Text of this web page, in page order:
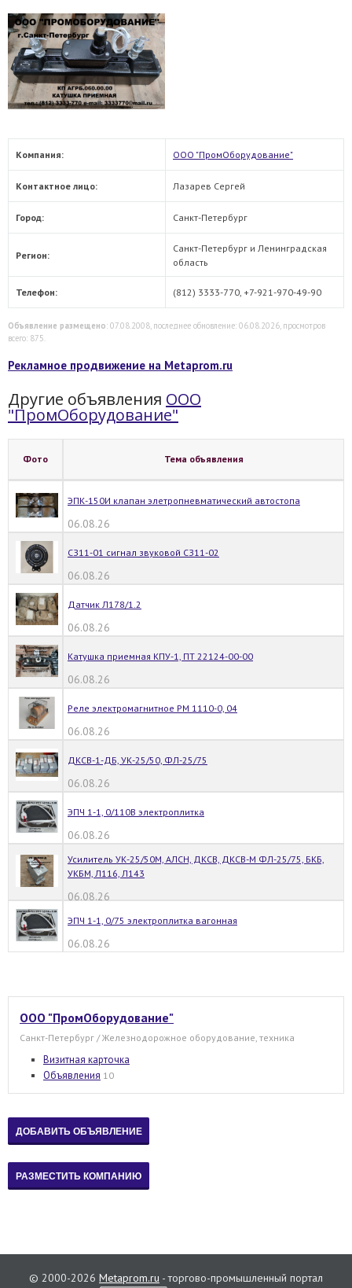
Компания: ООО "ПромОборудование"
Контактное лицо: Лазарев Сергей
Город: Санкт-Петербург
Регион:
Санкт-Петербург и Ленинградская
область
Телефон: (812) 3333-770, +7-921-970-49-90
Объявление размещено: 07.08.2008, последнее обновление: 06.08.2026, просмотров
всего: 875.
Рекламное продвижение на Metaprom.ru
Другие объявления ООО
"ПромОборудование"
Фото Тема объявления
ЭПК-150И клапан элетропневматический автостопа
06.08.26
СЗ11-01 сигнал звуковой СЗ11-02
06.08.26
Датчик Л178/1.2
06.08.26
Катушка приемная КПУ-1, ПТ 22124-00-00
06.08.26
Реле электромагнитное РМ 1110-0, 04
06.08.26
ДКСВ-1-ДБ, УК-25/50, ФЛ-25/75
06.08.26
ЭПЧ 1-1, 0/110В электроплитка
06.08.26
Усилитель УК-25/50М, АЛСН, ДКСВ, ДКСВ-М ФЛ-25/75, БКБ,
УКБМ, Л116, Л143
06.08.26
ЭПЧ 1-1, 0/75 электроплитка вагонная
06.08.26
ООО "ПромОборудование"
Санкт-Петербург / Железнодорожное оборудование, техника
Визитная карточка
Объявления 10
© 2000-2026 Metaprom.ru - торгово-промышленный портал